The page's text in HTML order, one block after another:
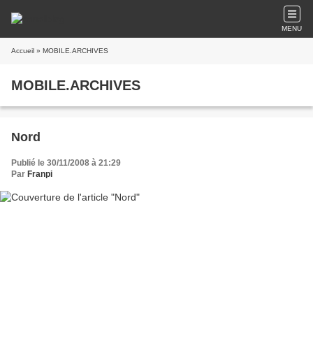
MENU
Accueil » MOBILE.ARCHIVES
MOBILE.ARCHIVES
Nord
Publié le 30/11/2008 à 21:29
Par Franpi